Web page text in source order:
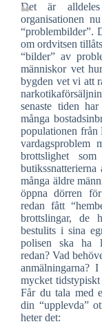
Det är
organisationen
“problembilder”.
om ordvitsen
“bilder” av
människor vet
bygden vet vi att
senaste tiden
många
populationen från
vardagsproblem
brottslighet
många äldre
öppna dörren
redan fått
brottslingar, de
bestulits i sina
polisen ska ha
redan? Vad
anmälningarna?
mycket tidstypiskt
Får du tala med
din “upplevda”
heter det: